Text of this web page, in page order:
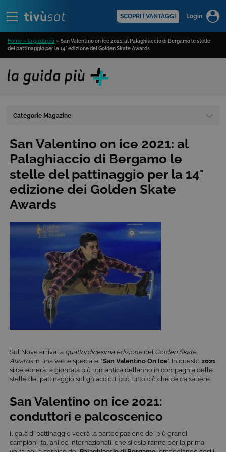
SCOPRI I VANTAGGI Login
Home » la guida più » San Valentino on ice 2021: al Palaghiaccio di Bergamo le stelle
del pattinaggio per la 14° edizione dei Golden Skate Awards
Categorie Magazine
San Valentino on ice 2021: al
Palaghiaccio di Bergamo le
stelle del pattinaggio per la 14°
edizione dei Golden Skate
Awards
Sul Nove arriva la quattordicesima edizione dei Golden Skate
Awardsin una veste speciale: “San Valentino On Ice”. In questo 2021
si celebrerà la giornata più romantica dell’anno in compagnia delle
stelle del pattinaggio sul ghiaccio. Ecco tutto ciò che c’è da sapere.
San Valentino on ice 2021:
conduttori e palcoscenico
Il galà di pattinaggio vedrà la partecipazione dei più grandi
campioni italiani ed internazionali, che si esibiranno per la prima